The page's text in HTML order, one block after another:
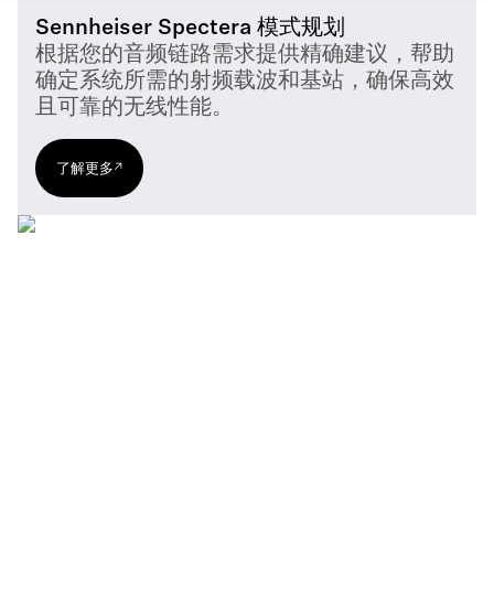
Sennheiser Spectera 模式规划
根据您的音频链路需求提供精确建议，帮助
确定系统所需的射频载波和基站，确保高效
且可靠的无线性能。
了解更多